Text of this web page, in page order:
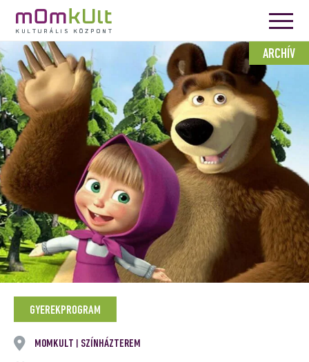
ARCHÍV
GYEREKPROGRAM
MOMKULT SZÍNHÁZTEREM